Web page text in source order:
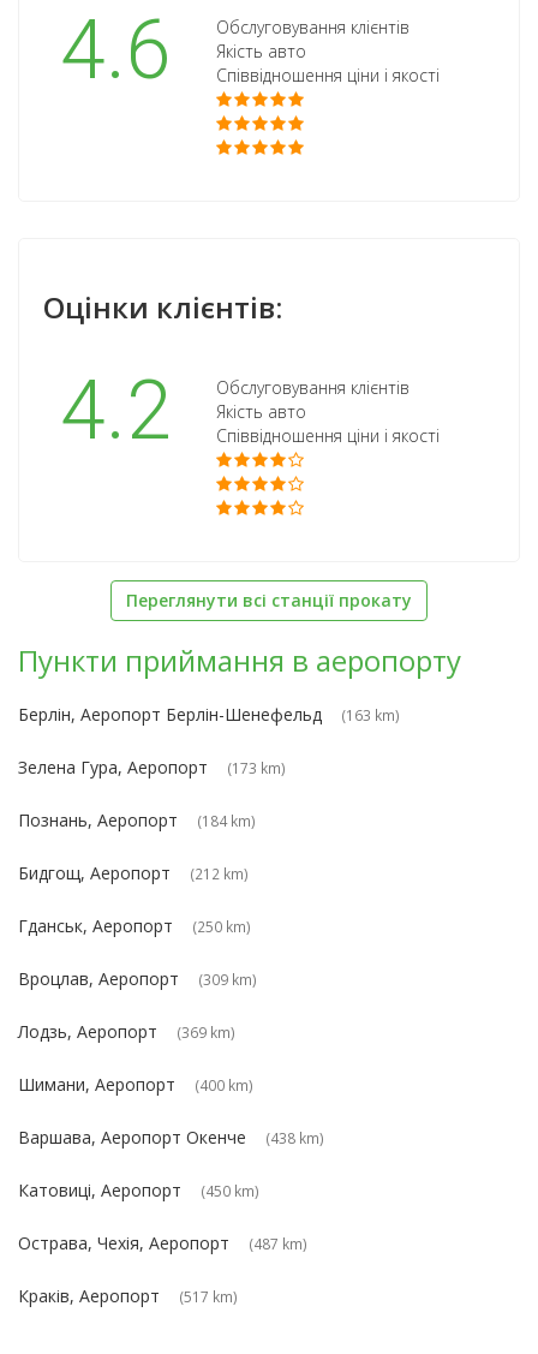
4.6
Обслуговування клієнтів
Якість авто
Співвідношення ціни і якості
Оцінки клієнтів:
4.2
Обслуговування клієнтів
Якість авто
Співвідношення ціни і якості
Переглянути всі станції прокату
Пункти приймання в аеропорту
Берлін, Аеропорт Берлін-Шенефельд (163 km)
Зелена Гура, Аеропорт (173 km)
Познань, Аеропорт (184 km)
Бидгощ, Аеропорт (212 km)
Гданськ, Аеропорт (250 km)
Вроцлав, Аеропорт (309 km)
Лодзь, Аеропорт (369 km)
Шимани, Аеропорт (400 km)
Варшава, Аеропорт Окенче (438 km)
Катовиці, Аеропорт (450 km)
Острава, Чехія, Аеропорт (487 km)
Краків, Аеропорт (517 km)